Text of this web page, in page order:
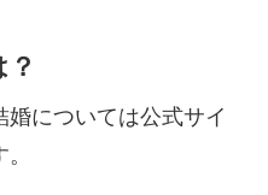
については公式サイ